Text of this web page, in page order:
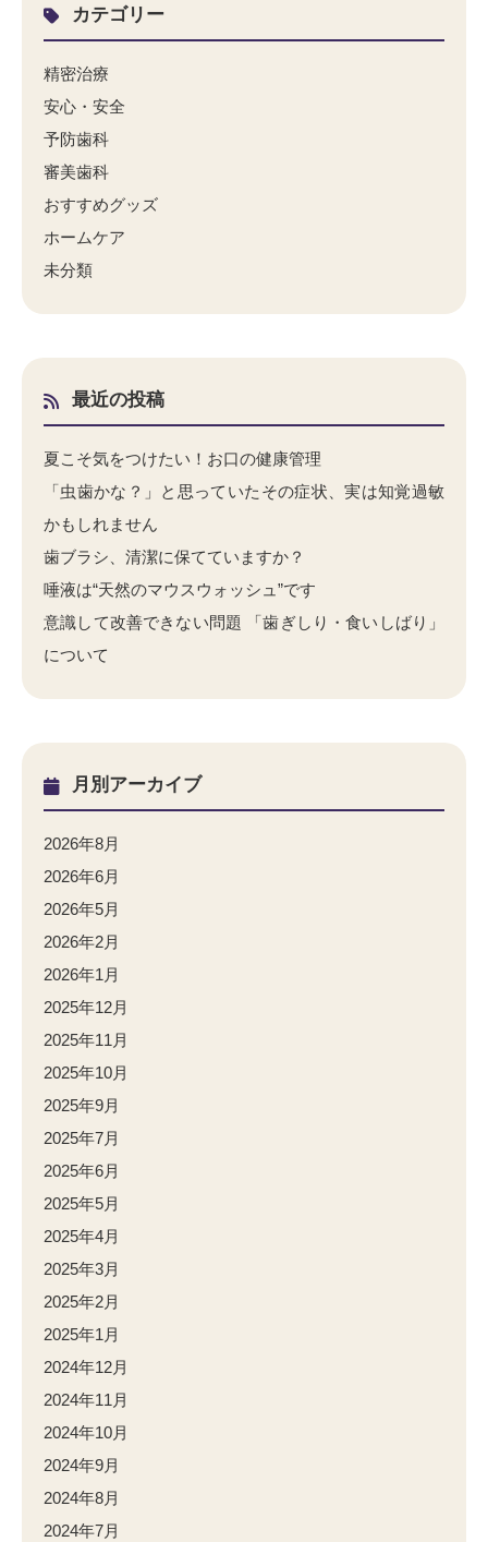
カテゴリー
精密治療
安心・安全
予防歯科
審美歯科
おすすめグッズ
ホームケア
未分類
最近の投稿
夏こそ気をつけたい！お口の健康管理
「虫歯かな？」と思っていたその症状、実は知覚過敏
かもしれません
歯ブラシ、清潔に保てていますか？
唾液は“天然のマウスウォッシュ”です
意識して改善できない問題 「歯ぎしり・食いしばり」
について
月別アーカイブ
2026年8月
2026年6月
2026年5月
2026年2月
2026年1月
2025年12月
2025年11月
2025年10月
2025年9月
2025年7月
2025年6月
2025年5月
2025年4月
2025年3月
2025年2月
2025年1月
2024年12月
2024年11月
2024年10月
2024年9月
2024年8月
2024年7月